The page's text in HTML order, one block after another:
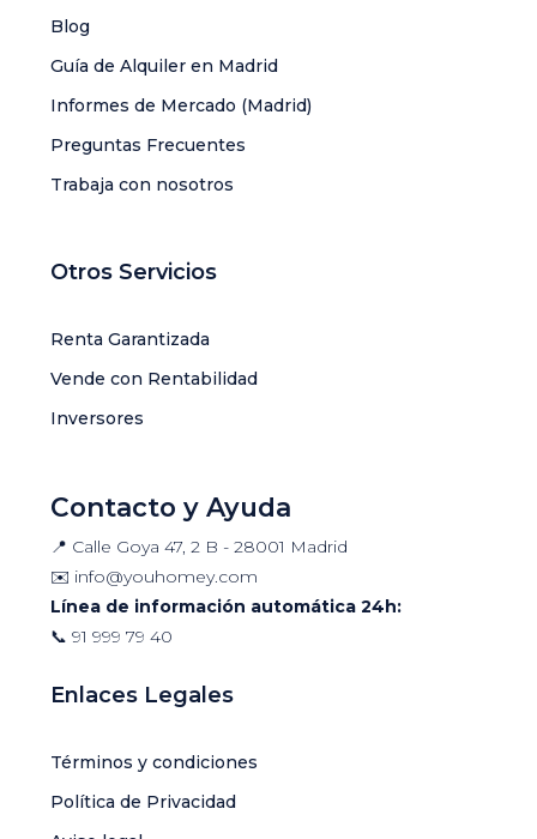
Blog
Guía de Alquiler en Madrid
Informes de Mercado (Madrid)
Preguntas Frecuentes
Trabaja con nosotros
Otros Servicios
Renta Garantizada
Vende con Rentabilidad
Inversores
Contacto y Ayuda
📍 Calle Goya 47, 2 B - 28001 Madrid
✉️ info@youhomey.com
Línea de información automática 24h:
📞 91 999 79 40
Enlaces Legales
Términos y condiciones
Política de Privacidad